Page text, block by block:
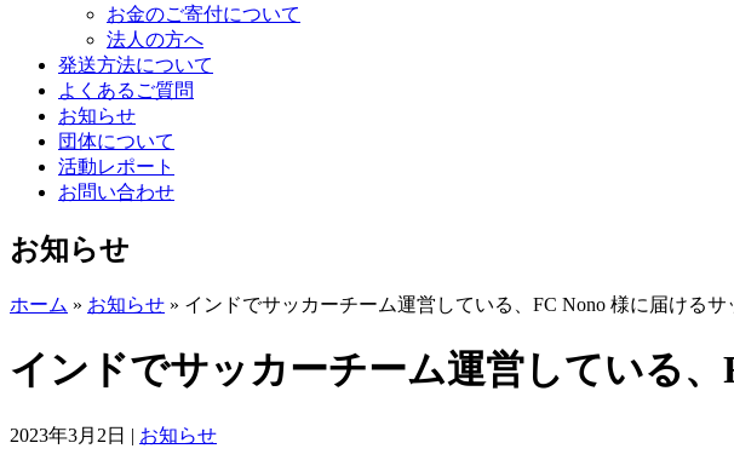
お金のご寄付について
法人の方へ
発送方法について
よくあるご質問
お知らせ
団体について
活動レポート
お問い合わせ
お知らせ
ホーム » お知らせ » インドでサッカーチーム運営している、FC Nono 様に届ける
インドでサッカーチーム運営している
2023年3月2日 | お知らせ